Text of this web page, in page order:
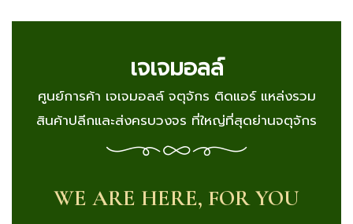
เจเจมอลล์
ศูนย์การค้า เจเจมอลล์ จตุจักร ติดแอร์ แหล่งรวม
สินค้าปลีกและส่งครบวงจร ที่ใหญ่ที่สุดย่านจตุจักร
WE ARE HERE, FOR YOU